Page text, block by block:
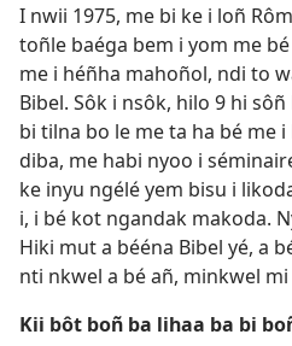
I nwii 1975, me bi ke i loñ
toñle baéga bem i yom me
me i héñha mahoñol, ndi to
Bibel. Sôk i nsôk, hilo 9 hi
bi tilna bo le me ta ha bé me
diba, me habi nyoo i
ke inyu ngélé yem bisu i
i, i bé kot ngandak makoda.
Hiki mut a bééna Bibel yé, a
nti nkwel a bé añ, minkwel
Kii bôt boñ ba lihaa ba bi